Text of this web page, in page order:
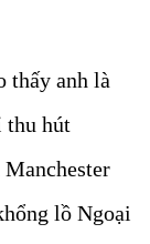
thấy anh là
thu hút
lồ Ngoại